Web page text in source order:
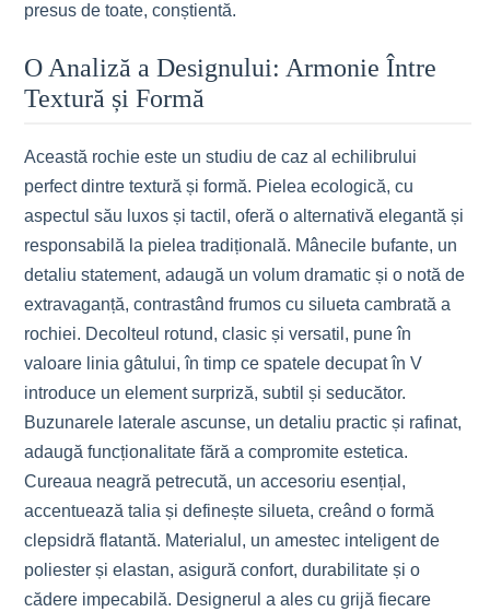
presus de toate, conștientă.
O Analiză a Designului: Armonie Între
Textură și Formă
Această rochie este un studiu de caz al echilibrului
perfect dintre textură și formă. Pielea ecologică, cu
aspectul său luxos și tactil, oferă o alternativă elegantă și
responsabilă la pielea tradițională. Mânecile bufante, un
detaliu statement, adaugă un volum dramatic și o notă de
extravaganță, contrastând frumos cu silueta cambrată a
rochiei. Decolteul rotund, clasic și versatil, pune în
valoare linia gâtului, în timp ce spatele decupat în V
introduce un element surpriză, subtil și seducător.
Buzunarele laterale ascunse, un detaliu practic și rafinat,
adaugă funcționalitate fără a compromite estetica.
Cureaua neagră petrecută, un accesoriu esențial,
accentuează talia și definește silueta, creând o formă
clepsidră flatantă. Materialul, un amestec inteligent de
poliester și elastan, asigură confort, durabilitate și o
cădere impecabilă. Designerul a ales cu grijă fiecare